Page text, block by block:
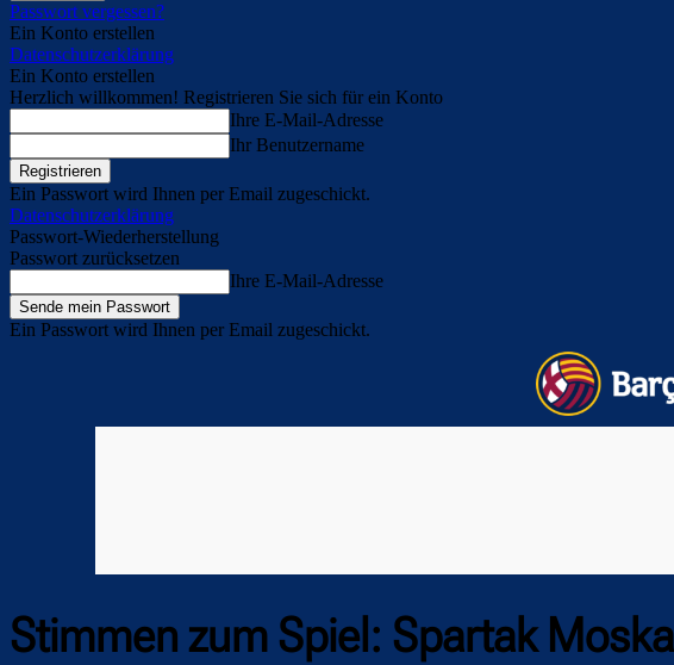
Passwort vergessen?
Ein Konto erstellen
Datenschutzerklärung
Ein Konto erstellen
Herzlich willkommen! Registrieren Sie sich für ein Konto
Ihre E-Mail-Adresse
Ihr Benutzername
Ein Passwort wird Ihnen per Email zugeschickt.
Datenschutzerklärung
Passwort-Wiederherstellung
Passwort zurücksetzen
Ihre E-Mail-Adresse
Ein Passwort wird Ihnen per Email zugeschickt.
Stimmen zum Spiel: Spartak